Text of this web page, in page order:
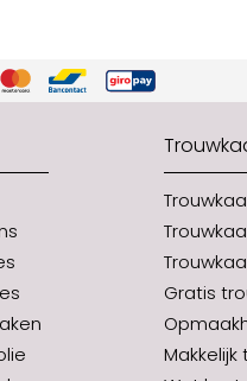
Gratis